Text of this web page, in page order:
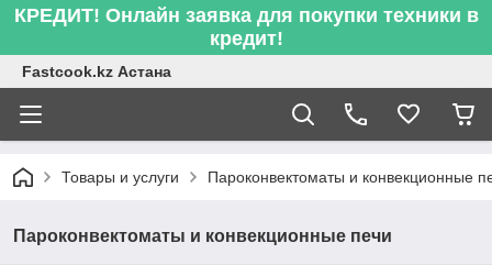
КРЕДИТ! Онлайн заявка для покупки техники в
кредит!
Fastcook.kz Астана
Товары и услуги Пароконвектоматы и конвекционные
Пароконвектоматы и конвекционные печи